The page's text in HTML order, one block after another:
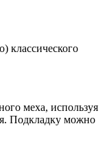
классического
меха, используя
Подкладку можно